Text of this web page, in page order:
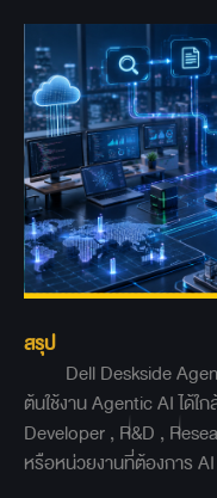
สรุป
Dell Deskside
ต้นใช้งาน Agentic AI ได้ใ
Developer , R&D ,
หรือหน่วยงานที่ต้องการ